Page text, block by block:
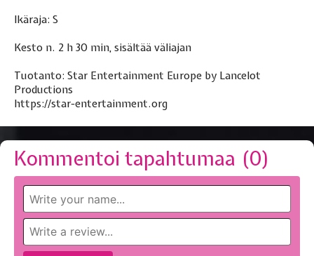
Ikäraja: S
Kesto n. 2 h 30 min, sisältää väliajan
Tuotanto: Star Entertainment Europe by Lancelot
Productions
https://star-entertainment.org
Kommentoi tapahtumaa (0)